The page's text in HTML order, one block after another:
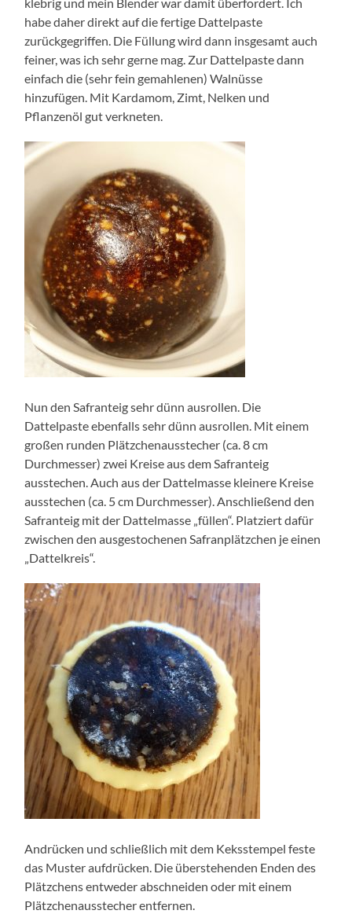
habe daher direkt auf die fertige Dattelpaste
zurückgegriffen. Die Füllung wird dann insgesamt auch
feiner, was ich sehr gerne mag. Zur Dattelpaste dann
einfach die (sehr fein gemahlenen) Walnüsse
hinzufügen. Mit Kardamom, Zimt, Nelken und
Pflanzenöl gut verkneten.
Nun den Safranteig sehr dünn ausrollen. Die
Dattelpaste ebenfalls sehr dünn ausrollen. Mit einem
großen runden Plätzchenausstecher (ca. 8 cm
Durchmesser) zwei Kreise aus dem Safranteig
ausstechen. Auch aus der Dattelmasse kleinere Kreise
ausstechen (ca. 5 cm Durchmesser). Anschließend den
Safranteig mit der Dattelmasse „füllen“. Platziert dafür
zwischen den ausgestochenen Safranplätzchen je einen
„Dattelkreis“.
Andrücken und schließlich mit dem Keksstempel feste
das Muster aufdrücken. Die überstehenden Enden des
Plätzchens entweder abschneiden oder mit einem
Plätzchenausstecher entfernen.